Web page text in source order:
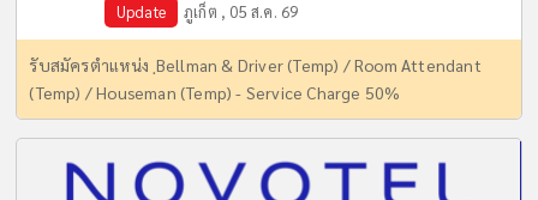
Update ภูเก็ต , 05 ส.ค. 69
รับสมัครตำแหน่ง ฺBellman & Driver (Temp) / Room Attendant
(Temp) / Houseman (Temp) - Service Charge 50%